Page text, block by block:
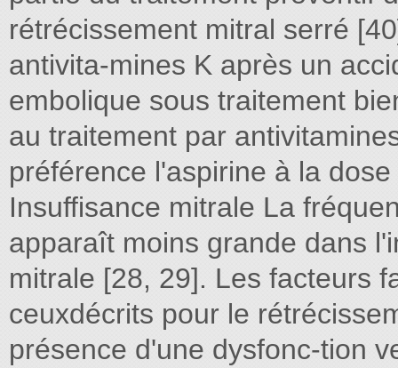
rétrécissement mitral serré
antivita-mines K après un
embolique sous traitement
au traitement par
préférence l'aspirine à la
Insuffisance mitrale La
apparaît moins grande dans
mitrale [28, 29]. Les facteurs
ceuxdécrits pour le
présence d'une dysfonc-tion